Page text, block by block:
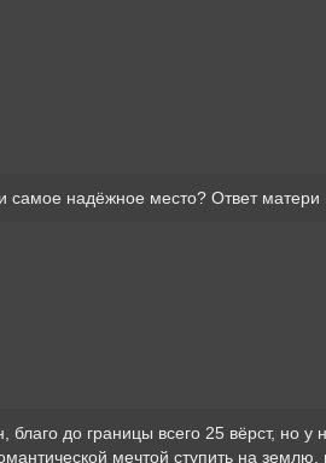
самое надёжное место? Ответ матери
до границы всего 25 вёрст, но у
мечтой ступить на